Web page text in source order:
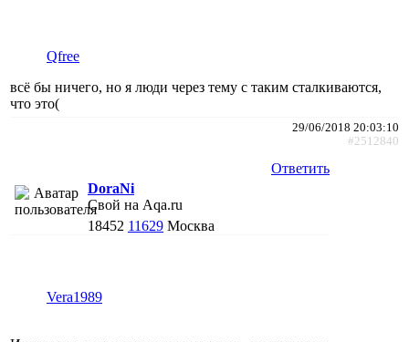
Qfree
всё бы ничего, но я люди через тему с таким сталкиваются,
что это(
29/06/2018 20:03:10
#2512840
Ответить
DoraNi
Свой на Aqa.ru
18452 11629 Москва
Vera1989